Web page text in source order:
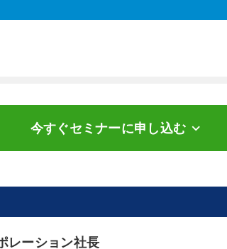
今すぐセミナーに申し込む keyboard_arrow_down
レーション社長